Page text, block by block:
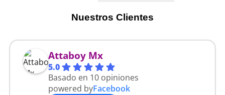
Nuestros Clientes
Attaboy Mx
5.0
Basado en 10 opiniones
powered byFacebook